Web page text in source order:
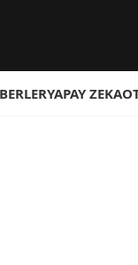
YAPAY ZEKA